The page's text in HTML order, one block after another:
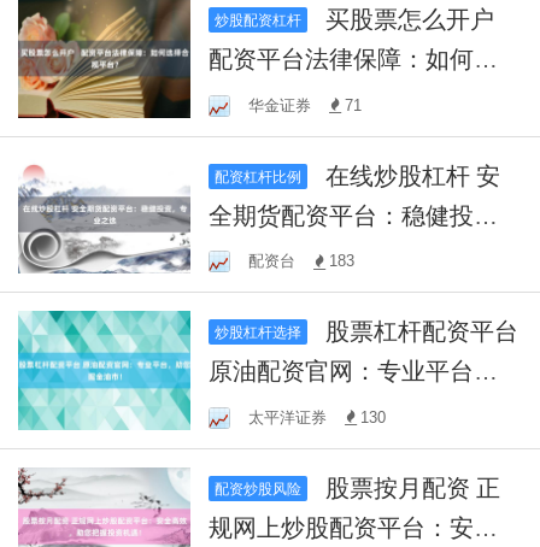
炒股配资杠杆
买股票怎么开户
配资平台法律保障：如何选
择合规平台？
华金证券 71
配资杠杆比例
在线炒股杠杆 安
全期货配资平台：稳健投
资，专业之选
配资台 183
炒股杠杆选择
原油配资官网：专业平台，
助您掘金油市！
太平洋证券 130
配资炒股风险
规网上炒股配资平台：安全